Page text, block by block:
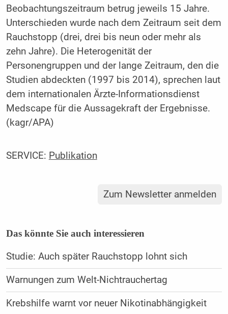
Beobachtungszeitraum betrug jeweils 15 Jahre.
Unterschieden wurde nach dem Zeitraum seit dem
Rauchstopp (drei, drei bis neun oder mehr als
zehn Jahre). Die Heterogenität der
Personengruppen und der lange Zeitraum, den die
Studien abdeckten (1997 bis 2014), sprechen laut
dem internationalen Ärzte-Informationsdienst
Medscape für die Aussagekraft der Ergebnisse.
(kagr/APA)
SERVICE: Publikation
Zum Newsletter anmelden
Das könnte Sie auch interessieren
Studie: Auch später Rauchstopp lohnt sich
Warnungen zum Welt-Nichtrauchertag
Krebshilfe warnt vor neuer Nikotinabhängigkeit